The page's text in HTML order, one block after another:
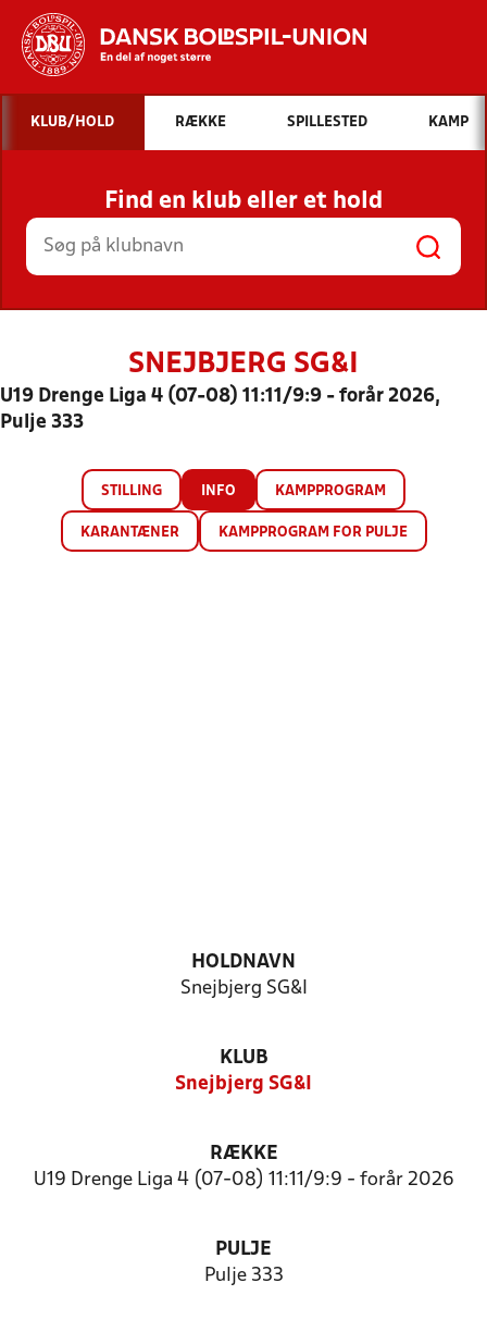
Hvad vil du søge efter?
INDHOLD OG NYHEDER
STILLINGER, RESULTATER, KLUBBER OG
HOLD
KLUB/HOLD RÆKKE SPILLESTED KAMP
Find en klub eller et hold
SNEJBJERG SG&I
U19 Drenge Liga 4 (07-08) 11:11/9:9 - forår 2026,
Pulje 333
STILLING INFO KAMPPROGRAM
KARANTÆNER KAMPPROGRAM FOR PULJE
HOLDNAVN
Snejbjerg SG&I
KLUB
Snejbjerg SG&I
RÆKKE
U19 Drenge Liga 4 (07-08) 11:11/9:9 - forår 2026
PULJE
Pulje 333